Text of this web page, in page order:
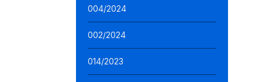
004/2024
002/2024
014/2023